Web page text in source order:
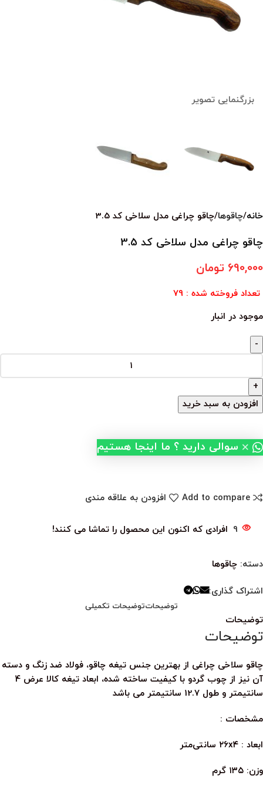
بزرگنمایی تصویر
خانه چاقوها چاقو چراغی مدل سلاخی کد 3.5
چاقو چراغی مدل سلاخی کد 3.5
690,000 تومان
تعداد فروخته شده : 79
موجود در انبار
افزودن به سبد خرید
× سوالی دارید ؟ ما اینجا هستیم
Add to compare افزودن به علاقه مندی
9 افرادی که اکنون این محصول را تماشا می کنند!
دسته: چاقوها
اشتراک گذاری:
توضیحاتتوضیحات تکمیلی
توضیحات
توضیحات
چاقو سلاخی چراغی از بهترین جنس تیغه چاقو، فولاد ضد زنگ و دسته
آن نیز از چوب گردو با کیفیت ساخته شده، ابعاد تیغه کالا عرض 4
سانتیمتر و طول 12.7 سانتیمتر می باشد
مشخصات :
ابعاد : ۲۶x۴ سانتی‌متر
وزن: ۱۳۵ گرم